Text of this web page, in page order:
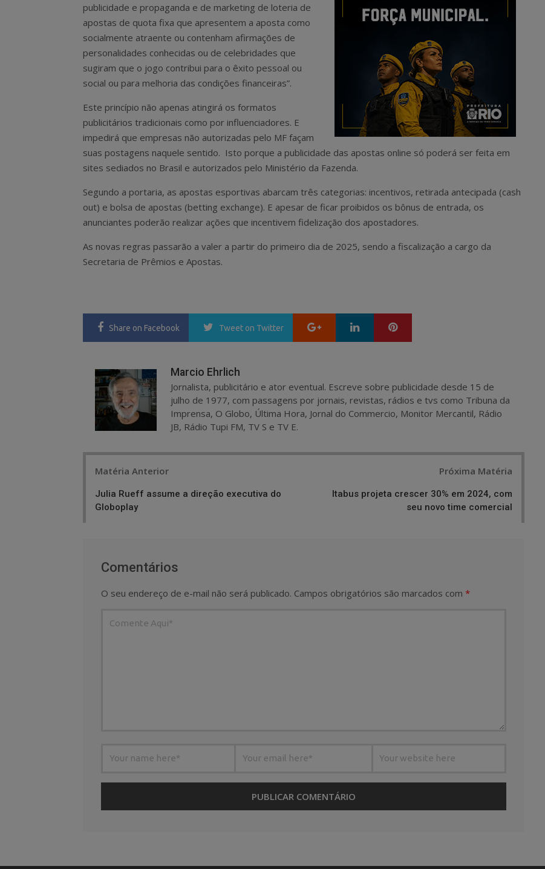
publicidade e propaganda e de marketing de loteria de
apostas de quota fixa que apresentem a aposta como
socialmente atraente ou contenham afirmações de
personalidades conhecidas ou de celebridades que
sugiram que o jogo contribui para o êxito pessoal ou
social ou para melhoria das condições financeiras”.
Este princípio não apenas atingirá os formatos
publicitários tradicionais como por influenciadores. E
impedirá que empresas não autorizadas pelo MF façam
suas postagens naquele sentido. Isto porque a publicidade das apostas online só poderá ser feita em
sites sediados no Brasil e autorizados pelo Ministério da Fazenda.
Segundo a portaria, as apostas esportivas abarcam três categorias: incentivos, retirada antecipada (cash
out) e bolsa de apostas (betting exchange). E apesar de ficar proibidos os bônus de entrada, os
anunciantes poderão realizar ações que incentivem fidelização dos apostadores.
As novas regras passarão a valer a partir do primeiro dia de 2025, sendo a fiscalização a cargo da
Secretaria de Prêmios e Apostas.
Share on Facebook Tweet on Twitter Google+ LinkedIn
Marcio Ehrlich
Jornalista, publicitário e ator eventual. Escreve sobre publicidade desde 15 de
julho de 1977, com passagens por jornais, revistas, rádios e tvs como Tribuna da
Imprensa, O Globo, Última Hora, Jornal do Commercio, Monitor Mercantil, Rádio
JB, Rádio Tupi FM, TV S e TV E.
Matéria Anterior
Julia Rueff assume a direção executiva do
Globoplay
Próxima Matéria
Itabus projeta crescer 30% em 2024, com
seu novo time comercial
Comentários
O seu endereço de e-mail não será publicado. Campos obrigatórios são marcados com *